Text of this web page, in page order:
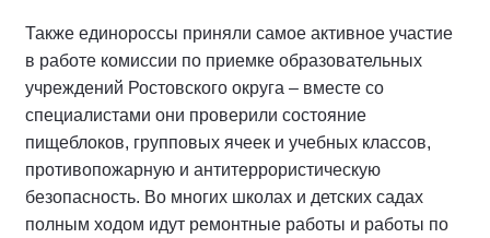
Также единороссы приняли самое активное участие
в работе комиссии по приемке образовательных
учреждений Ростовского округа – вместе со
специалистами они проверили состояние
пищеблоков, групповых ячеек и учебных классов,
противопожарную и антитеррористическую
безопасность. Во многих школах и детских садах
полным ходом идут ремонтные работы и работы по